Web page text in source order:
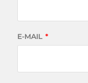
E-MAIL *